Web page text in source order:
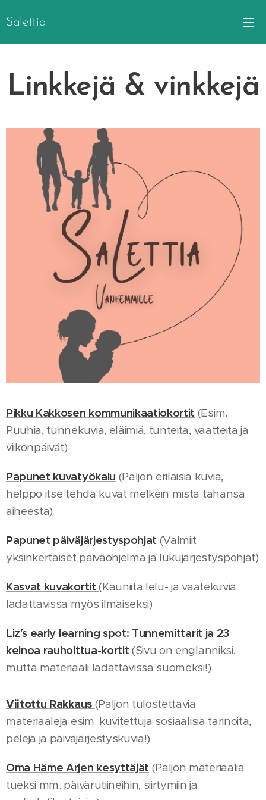
Salettia
Linkkejä & vinkkejä
Pikku Kakkosen kommunikaatiokortit (Esim.
Puuhia, tunnekuvia, eläimiä, tunteita, vaatteita ja
viikonpäivät)
Papunet kuvatyökalu (Paljon erilaisia kuvia,
helppo itse tehdä kuvat melkein mistä tahansa
aiheesta)
Papunet päiväjärjestyspohjat (Valmiit
yksinkertaiset päiväohjelma ja lukujärjestyspohjat)
Kasvat kuvakortit(Kauniita lelu- ja vaatekuvia
ladattavissa myös ilmaiseksi)
Liz´'s early learning spot: Tunnemittarit ja 23
keinoa rauhoittua-kortit (Sivu on englanniksi,
mutta materiaali ladattavissa suomeksi!)
Viitottu Rakkaus (Paljon tulostettavia
materiaaleja esim. kuvitettuja sosiaalisia tarinoita,
pelejä ja päiväjärjestyskuvia!)
Oma Häme Arjen kesyttäjät (Paljon materiaalia
tueksi mm. päivärutiineihin, siirtymiin ja